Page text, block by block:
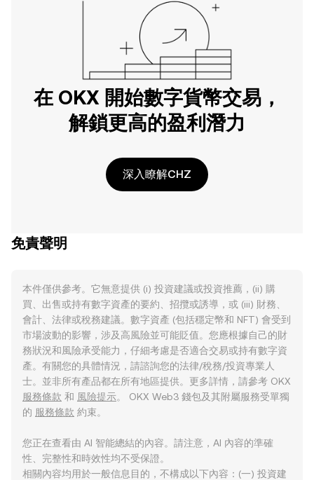
在 OKX 開始數字貨幣交易，
解鎖更高的盈利潛力
深入瞭解CHZ
免責聲明
本件僅供參考。它無意提供 (i) 投資建議或投資推薦，(ii) 購
買、出售或持有數字資產的要約、招攬或誘導，或 (iii) 財務、
會計、法律或稅務建議。數字資產 (包括穩定幣和 NFT) 會受到
市場波動的影響，涉及高風險並可能貶值。您應根據自己的財
務狀況和風險承受能力，仔細考慮是否適合交易或持有數字資
產。有關您的具體情況，請諮詢您的法律/稅務/投資專業人
士。並非所有產品都在所有地區提供。更多詳情，請參考 OKX
服務條款 和 風險提示。 OKX Web3 錢包及其附屬服務受單獨
的 服務條款 約束。
您正在查看由 AI 智能總結的內容。請注意，AI 內容的準確
性、完整性和時效性均不受保證。
相關內容均用於一般信息目的，不構成以下內容：(一) 投資建